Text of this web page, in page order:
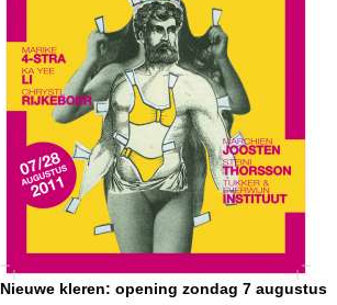
Nieuwe kleren: opening zondag 7 augustus